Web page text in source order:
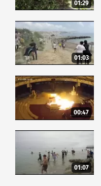
01:29
01:03
00:47
01:07